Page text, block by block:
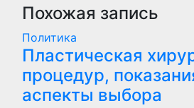
записям
Похожая запись
Политика
Пластическая
процедур,
аспекты выбора